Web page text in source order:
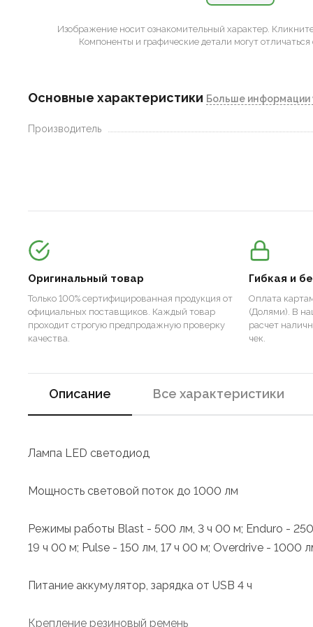
Изображение носит ознакомительный характер.
Компоненты и графические детали могут
Основные характеристики Больше информации
Производитель
Оригинальный товар
Только 100% сертифицированная продукция от
официальных поставщиков. Каждый товар
проходит строгую предпродажную проверку
качества.
Гибкая и
Оплата
(Долями). В
расчет
чек.
Описание Все характеристики
Лампа LED светодиод
Мощность световой поток до 1000 лм
Режимы работы Blast - 500 лм, 3 ч 00 м; Enduro -
19 ч 00 м; Pulse - 150 лм, 17 ч 00 м; Overdrive - 1000
Питание аккумулятор, зарядка от USB 4 ч
Крепление резиновый ремень